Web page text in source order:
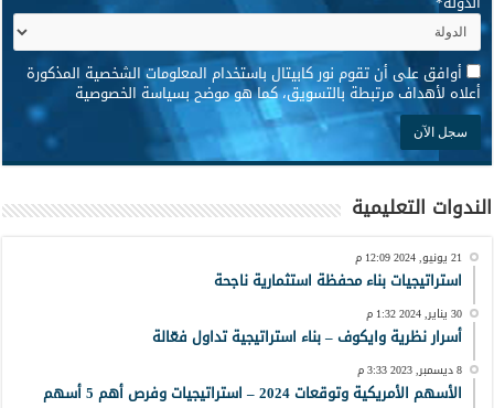
* أوافق على أن تقوم نور كابيتال باستخدام المعلومات الشخصية المذكورة
أعلاه لأهداف مرتبطة بالتسويق، كما هو موضح بسياسة الخصوصية
الندوات التعليمية
21 يونيو, 2024 12:09 م
استراتيجيات بناء محفظة استثمارية ناجحة
30 يناير, 2024 1:32 م
أسرار نظرية وايكوف – بناء استراتيجية تداول فعّالة
8 ديسمبر, 2023 3:33 م
الأسهم الأمريكية وتوقعات 2024 – استراتيجيات وفرص أهم 5 أسهم